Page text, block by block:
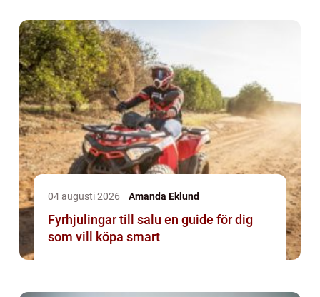
04 augusti 2026 Amanda Eklund
Fyrhjulingar till salu en guide för dig
som vill köpa smart